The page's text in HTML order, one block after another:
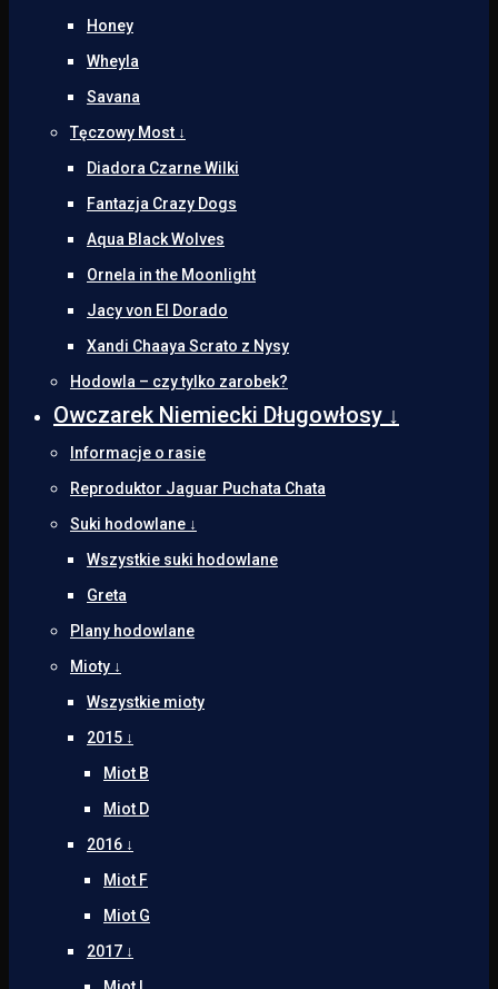
Honey
Wheyla
Savana
Tęczowy Most ↓
Diadora Czarne Wilki
Fantazja Crazy Dogs
Aqua Black Wolves
Ornela in the Moonlight
Jacy von El Dorado
Xandi Chaaya Scrato z Nysy
Hodowla – czy tylko zarobek?
Owczarek Niemiecki Długowłosy ↓
Informacje o rasie
Reproduktor Jaguar Puchata Chata
Suki hodowlane ↓
Wszystkie suki hodowlane
Greta
Plany hodowlane
Mioty ↓
Wszystkie mioty
2015 ↓
Miot B
Miot D
2016 ↓
Miot F
Miot G
2017 ↓